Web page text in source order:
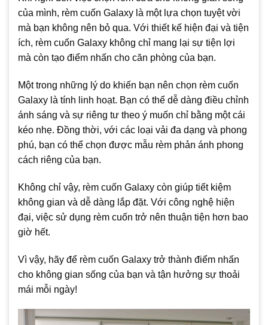
của mình, rèm cuốn Galaxy là một lựa chọn tuyệt vời
mà bạn không nên bỏ qua. Với thiết kế hiện đại và tiện
ích, rèm cuốn Galaxy không chỉ mang lại sự tiện lợi
mà còn tạo điểm nhấn cho căn phòng của bạn.
Một trong những lý do khiến bạn nên chọn rèm cuốn
Galaxy là tính linh hoạt. Bạn có thể dễ dàng điều chỉnh
ánh sáng và sự riêng tư theo ý muốn chỉ bằng một cái
kéo nhẹ. Đồng thời, với các loại vải đa dạng và phong
phú, bạn có thể chọn được mẫu rèm phản ánh phong
cách riêng của bạn.
Không chỉ vậy, rèm cuốn Galaxy còn giúp tiết kiệm
không gian và dễ dàng lắp đặt. Với công nghệ hiện
đại, việc sử dụng rèm cuốn trở nên thuận tiện hơn bao
giờ hết.
Vì vậy, hãy để rèm cuốn Galaxy trở thành điểm nhấn
cho không gian sống của bạn và tận hưởng sự thoải
mái mỗi ngày!